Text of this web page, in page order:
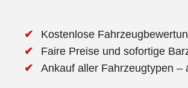
Kostenlose
Faire Preise und sofortige
Ankauf aller Fahrzeugtypen –